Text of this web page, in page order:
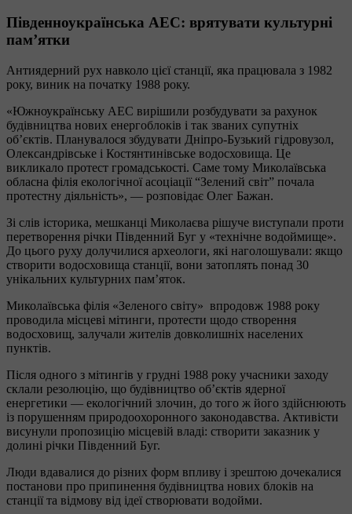
Південноукраїнська АЕС: врятувати культурні
пам’ятки
Антиядерний рух навколо цієї станції, яка працювала з 1982
року, виник на початку 1988 року.
«Южноукраїнську АЕС вирішили розбудувати за рахунок
будівництва нових енергоблоків і так званих супутніх
об’єктів. Планувалося збудувати Дніпро-Бузький гідровузол,
Олександрівське і Костянтинівське водосховища. Це
викликало протест громадськості. Саме тому Миколаївська
обласна філія екологічної асоціації “Зелений світ” почала
протестну діяльність», — розповідає Олег Бажан.
Зі слів історика, мешканці Миколаєва рішуче виступали проти
перетворення річки Південний Буг у «технічне водоймище».
До цього руху долучилися археологи, які наголошували: якщо
створити водосховища станції, вони затоплять понад 30
унікальних культурних пам’яток.
Миколаївська філія «Зеленого світу» впродовж 1988 року
проводила місцеві мітинги, протести щодо створення
водосховищ, залучали жителів довколишніх населених
пунктів.
Після одного з мітингів у грудні 1988 року учасники заходу
склали резолюцію, що будівництво об’єктів ядерної
енергетики — екологічний злочин, до того ж його здійснюють
із порушенням природоохоронного законодавства. Активісти
висунули пропозицію місцевій владі: створити заказник у
долині річки Південний Буг.
Люди вдавалися до різних форм впливу і зрештою дочекалися
постанови про припинення будівництва нових блоків на
станції та відмову від ідеї створювати водойми.